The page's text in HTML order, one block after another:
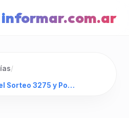
informar.com.ar
/
Quini 6: Resultados del Sorteo 3275 y Pozo Acumulado Millonario